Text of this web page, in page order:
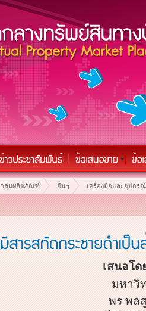
กลุ่มผลิตภัณฑ์ อื่นๆ เครื่องมือและอุปกร
เสนอโด
มหาวิ
พร พล